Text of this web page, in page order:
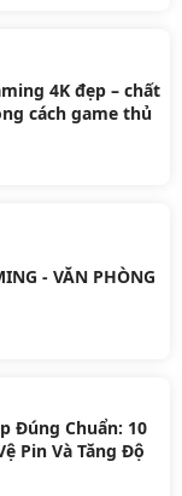
4K đẹp – chất
cách game thủ
- VĂN PHÒNG
Đúng Chuẩn: 10
Pin Và Tăng Độ